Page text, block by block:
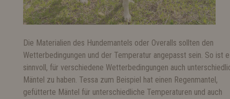
Die Materialien des Hundemantels oder Overalls sollten den
Wetterbedingungen und der Temperatur angepasst sein. So ist
sinnvoll, für verschiedene Wetterbedingungen auch
Mäntel zu haben. Tessa zum Beispiel hat einen Regenmantel,
gefütterte Mäntel für unterschiedliche Temperaturen und auch